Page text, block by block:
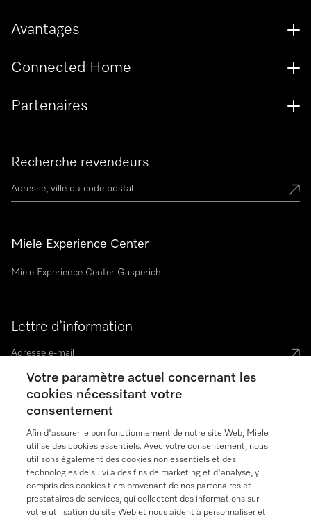
Recherche revendeurs
Miele Experience Center
Miele Experience Center Gasperich
Lettre d’information
Langue
FRANCAIS
Avantages
Connected Home
Partenaires
Votre paramètre actuel concernant les
cookies nécessitant votre
consentement
Afin d'assurer le bon fonctionnement de notre site Web, Miele
utilise des cookies essentiels. Avec votre consentement, nous
utilisons également des cookies non essentiels et des
technologies de suivi à des fins de marketing et d'analyse, y
compris des cookies tiers provenant de nos partenaires et
prestataires de services, qui collectent des informations sur
votre utilisation du site Web et nous aident à personnaliser et